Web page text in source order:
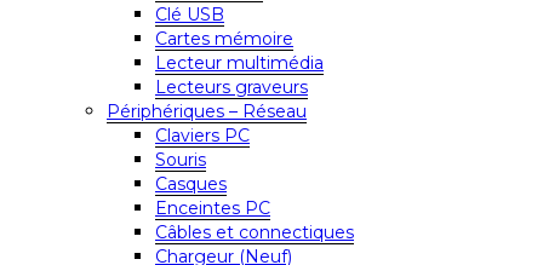
Clé USB
Cartes mémoire
Lecteur multimédia
Lecteurs graveurs
Périphériques – Réseau
Claviers PC
Souris
Casques
Enceintes PC
Câbles et connectiques
Chargeur (Neuf)